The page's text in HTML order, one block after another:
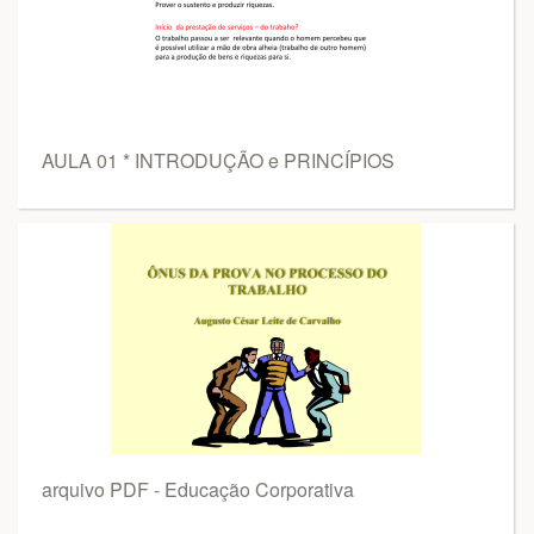
AULA 01 * INTRODUÇÃO e PRINCÍPIOS
arquivo PDF - Educação Corporativa